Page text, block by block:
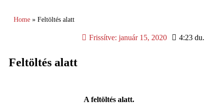
Home » Feltöltés alatt
Frissítve: január 15, 2020 4:23 du.
Feltöltés alatt
A feltöltés alatt.